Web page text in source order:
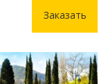
Заказать